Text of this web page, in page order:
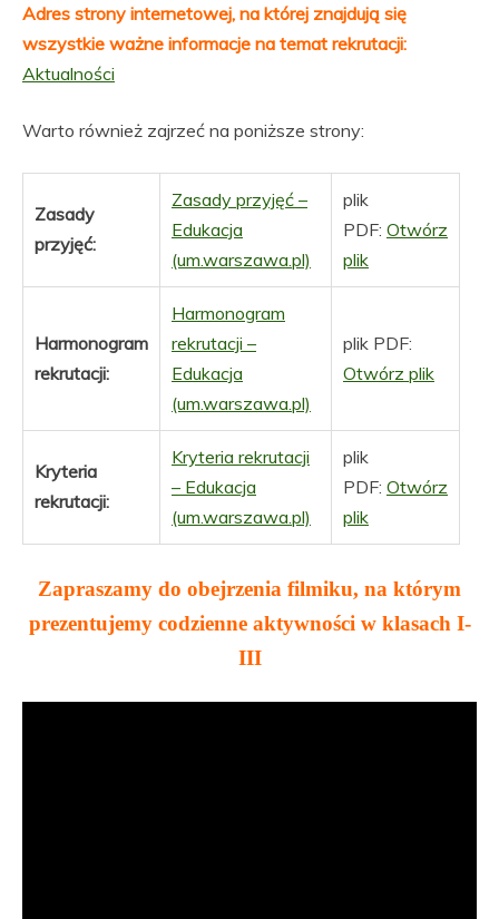
Adres strony internetowej, na której znajdują się
wszystkie ważne informacje na temat rekrutacji:
Aktualności
Warto również zajrzeć na poniższe strony:
Zasady
przyjęć:
Zasady przyjęć –
Edukacja
(um.warszawa.pl)
plik
PDF: Otwórz
plik
Harmonogram
rekrutacji:
Harmonogram
rekrutacji –
Edukacja
(um.warszawa.pl)
plik PDF:
Otwórz plik
Kryteria
rekrutacji:
Kryteria rekrutacji
– Edukacja
(um.warszawa.pl)
plik
PDF: Otwórz
plik
Zapraszamy do obejrzenia filmiku, na którym
prezentujemy codzienne aktywności w klasach I-
III